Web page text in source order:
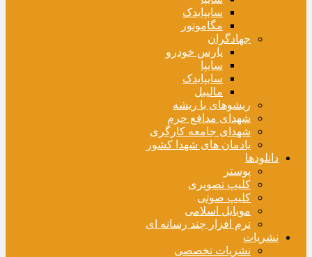
سایپایدک
مگاموتور
جهادگران
پارس خودرو
سایپا
سایپایدک
مالیبل
ریشوهای با ریشه
شهدای مدافع حرم
شهدای جامعه کارگری
یادمان های شهدا کشور
دانلودها
پوستر
کلیپ تصویری
کلیپ صوتی
موبایل اسلامی
نرم افزار چند رسانه ای
نشریات
نشریات تخصصی